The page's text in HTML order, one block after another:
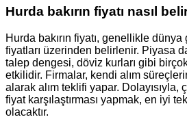
Hurda bakırın fiyatı nasıl
Hurda bakırın fiyatı, genellikle
fiyatları üzerinden belirlenir. Piyasa
talep dengesi, döviz kurları gibi
etkilidir. Firmalar, kendi alım
alarak alım teklifi yapar. Dolayısıyla,
fiyat karşılaştırması yapmak, en iyi
olacaktır.